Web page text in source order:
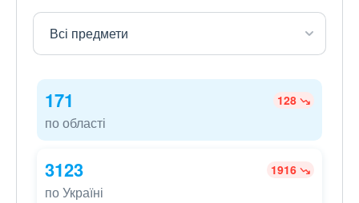
171 128
по області
3123 1916
по Україні